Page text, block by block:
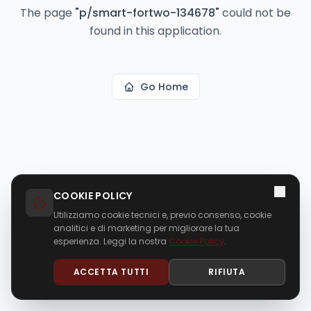
The page "p/smart-fortwo-134678" could not be
found in this application.
Go Home
COOKIE POLICY
Utilizziamo cookie tecnici e, previo consenso, cookie
analitici e di marketing per migliorare la tua
esperienza. Leggi la nostra Cookie Policy.
ACCETTA TUTTI RIFIUTA